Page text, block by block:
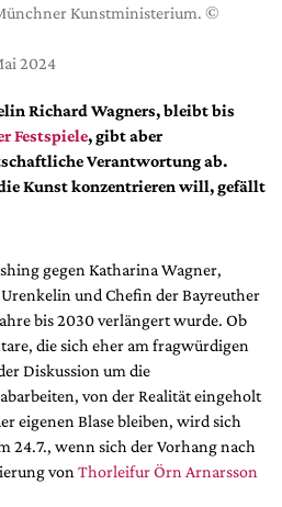
Kunstministerium. ©
2024
Richard Wagners, bleibt bis
Festspiele, gibt aber
Verantwortung ab.
Kunst konzentrieren will, gefällt
gegen Katharina Wagner,
und Chefin der Bayreuther
bis 2030 verlängert wurde. Ob
die sich eher am fragwürdigen
Diskussion um die
von der Realität eingeholt
eigenen Blase bleiben, wird sich
24.7., wenn sich der Vorhang nach
von Thorleifur Örn Arnarsson